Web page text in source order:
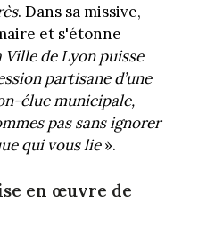
. Dans sa missive,
et s'étonne
Ville de Lyon puisse
partisane d’une
élue municipale,
pas sans ignorer
qui vous lie».
en œuvre de